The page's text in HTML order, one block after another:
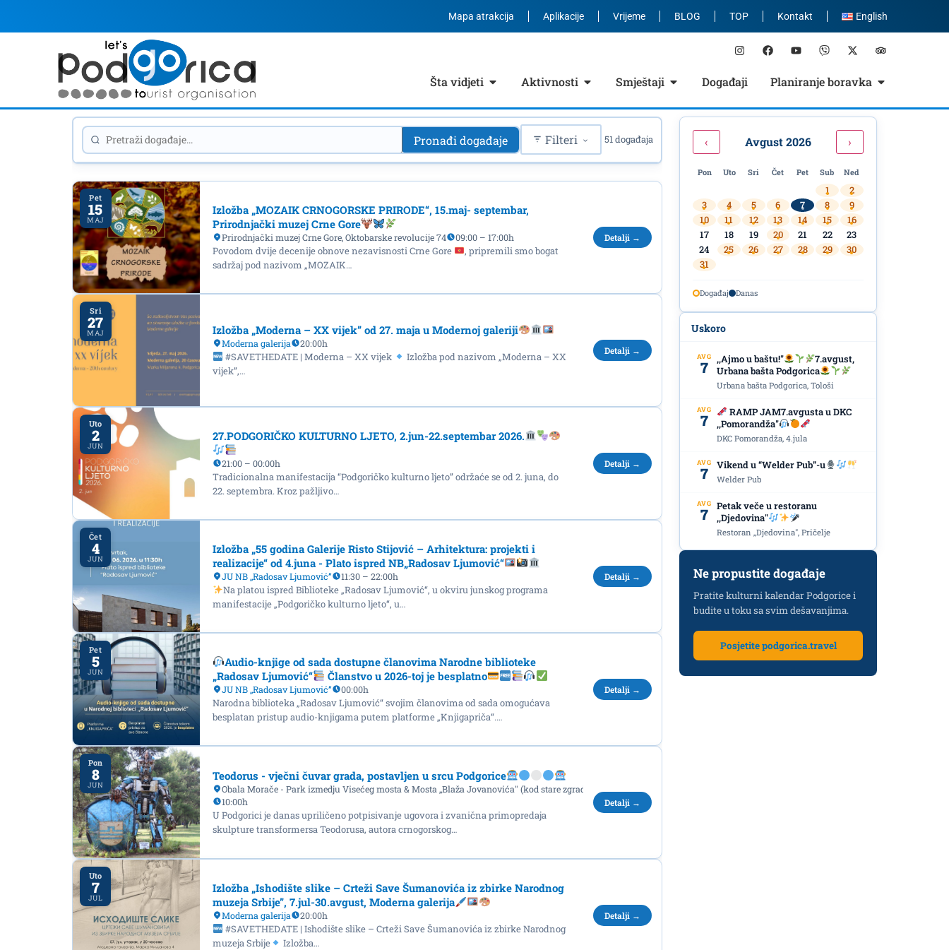
Mapa atrakcija Aplikacije Vrijeme BLOG TOP Kontakt English
Šta vidjeti Aktivnosti Smještaji Događaji Planiranje boravka
Pronađi događaje Filteri 51 događaja
Pet
15
MAJ
Izložba „MOZAIK CRNOGORSKE PRIRODE“, 15.maj- septembar,
Prirodnjački muzej Crne Gore
Prirodnjački muzej Crne Gore, Oktobarske revolucije 74 09:00 – 17:00h
Povodom dvije decenije obnove nezavisnosti Crne Gore
, pripremili smo bogat
sadržaj pod nazivom „MOZAIK…
Detalji →
Sri
27
MAJ Izložba „Moderna – XX vijek” od 27. maja u Modernoj galeriji
Moderna galerija 20:00h
#SAVETHEDATE | Moderna – XX vijek
Izložba pod nazivom „Moderna – XX
vijek”,…
Detalji →
Uto
2
JUN
27.PODGORIČKO KULTURNO LJETO, 2.jun-22.septembar 2026.
21:00 – 00:00h
Tradicionalna manifestacija “Podgoričko kulturno ljeto” održaće se od 2. juna, do
22. septembra. Kroz pažljivo…
Detalji →
Čet
4
JUN
Izložba „55 godina Galerije Risto Stijović – Arhitektura: projekti i
realizacije“ od 4.juna - Plato ispred NB„Radosav Ljumović“
JU NB ,,Radosav Ljumović” 11:30 – 22:00h
Na platou ispred Biblioteke „Radosav Ljumović“, u okviru junskog programa
manifestacije „Podgoričko kulturno ljeto“, u…
Detalji →
Pet
5
JUN
Audio-knjige od sada dostupne članovima Narodne biblioteke
„Radosav Ljumović“
Članstvo u 2026-toj je besplatno
JU NB ,,Radosav Ljumović” 00:00h
Narodna biblioteka „Radosav Ljumović“ svojim članovima od sada omogućava
besplatan pristup audio-knjigama putem platforme „Knjigapriča“.…
Detalji →
Pon
8
JUN
Teodorus - vječni čuvar grada, postavljen u srcu Podgorice
Obala Morače - Park izmedju Visećeg mosta & Mosta ,,Blaža Jovanovića" (kod stare zgrade Vlade)
10:00h
U Podgorici je danas upriličeno potpisivanje ugovora i zvanična primopredaja
skulpture transformersa Teodorusa, autora crnogorskog…
Detalji →
Uto
7
JUL
Izložba „Ishodište slike – Crteži Save Šumanovića iz zbirke Narodnog
muzeja Srbije”, 7.jul-30.avgust, Moderna galerija
Moderna galerija 20:00h
#SAVETHEDATE | Ishodište slike – Crteži Save Šumanovića iz zbirke Narodnog
muzeja Srbije
Izložba…
Detalji →
‹ Avgust 2026 ›
Pon Uto Sri Čet Pet Sub Ned
1
2
3
4 5 6 7 8
9
10
11 12 13 14 15
16
17
18 19 20 21 22
23
24
25 26 27 28 29
30
31
Događaj Danas
Uskoro
AVG
7 ,,Ajmo u baštu!"
7.avgust,
Urbana bašta Podgorica
Urbana bašta Podgorica, Tološi
AVG
7
RAMP JAM7.avgusta u DKC
,,Pomorandža"
DKC Pomorandža, 4.jula
AVG
7 Vikend u “Welder Pub”-u
Welder Pub
AVG
7
Petak veče u restoranu
,,Djedovina"
Restoran ,,Djedovina", Pričelje
Ne propustite događaje
Pratite kulturni kalendar Podgorice i
budite u toku sa svim dešavanjima.
Posjetite podgorica.travel